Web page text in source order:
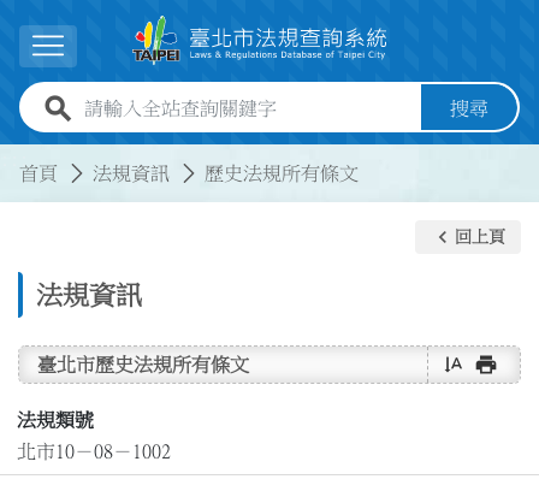
展開選單
全站查詢關鍵字欄位 搜尋
首頁 法規資訊 歷史法規所有條文
法規資訊
keyboard_arrow_left 回上頁
臺北市歷史法規所有條文 text_rotate_vertical print
法規類號
北市10－08－1002